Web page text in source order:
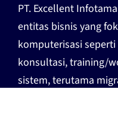
PT. Excellent
entitas bisnis yang
komputerisasi
konsultasi, training/
sistem, terutama